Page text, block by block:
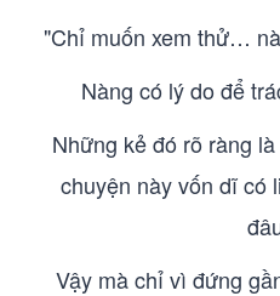
"Chỉ muốn xem thử…
Nàng có lý do để
Những kẻ đó rõ ràng
chuyện này vốn dĩ có
Vậy mà chỉ vì đứng